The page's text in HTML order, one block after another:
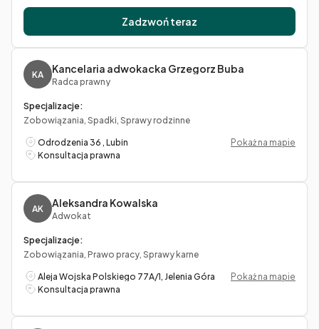
Zadzwoń teraz
KA Kancelaria adwokacka Grzegorz Buba
Radca prawny
Specjalizacje:
Zobowiązania, Spadki, Sprawy rodzinne
Odrodzenia 36 , Lubin
Pokaż na mapie
Konsultacja prawna
AK Aleksandra Kowalska
Adwokat
Specjalizacje:
Zobowiązania, Prawo pracy, Sprawy karne
Aleja Wojska Polskiego 77A/1, Jelenia Góra
Pokaż na mapie
Konsultacja prawna